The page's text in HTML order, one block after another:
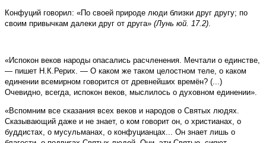
Конфуций говорил: «По своей природе люди близки друг другу; по
своим привычкам далеки друг от друга» (Лунь юй. 17.2)
«Испокон веков народы опасались расчленения. Мечтали о единстве,
— пишет Н.К.Рерих. — О каком же таком целостном теле, о каком
единении всемирном говорится от древнейших времён? (...)
Очевидно, всегда, испокон веков, мыслилось о духовном единении».
«Вспомним все сказания всех веков и народов о Святых людях.
Сказывающий даже и не знает, о ком говорит он, о христианах, о
буддистах, о мусульманах, о конфуцианцах... Он знает лишь о